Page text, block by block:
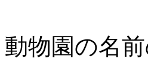
動物園の名